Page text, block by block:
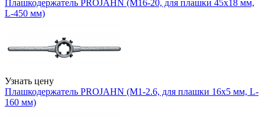
Плашкодержатель PROJAHN (М16-20, для плашки 45х18 мм,
L-450 мм)
Узнать цену
Плашкодержатель PROJAHN (М1-2.6, для плашки 16х5 мм, L-
160 мм)